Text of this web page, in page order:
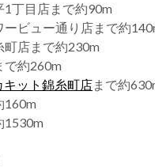
1丁目店まで約90m
ビュー通り店まで約
町店まで約230m
で約260m
ット錦糸町店まで約
160m
1530m